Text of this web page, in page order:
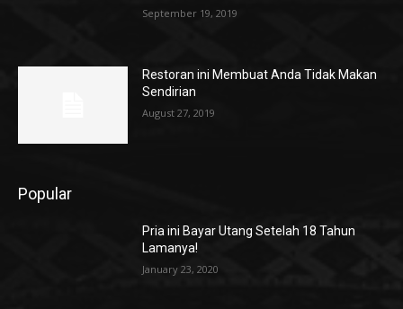
September 19, 2019
Restoran ini Membuat Anda Tidak Makan
Sendirian
August 27, 2019
Popular
Pria ini Bayar Utang Setelah 18 Tahun
Lamanya!
January 23, 2020